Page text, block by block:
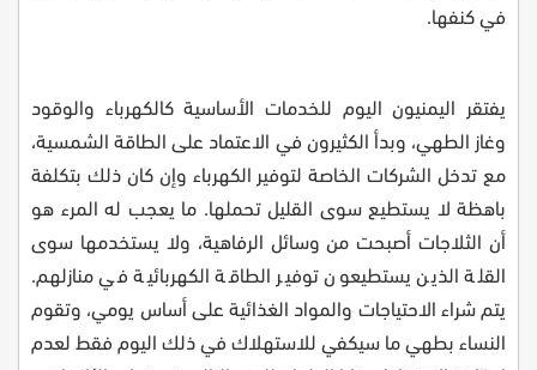
في كنفها.
يفتقر اليمنيون اليوم للخدمات الأساسية كالكهرباء والوقود
وغاز الطهي، وبدأ الكثيرون في الاعتماد على الطاقة الشمسية،
مع تدخل الشركات الخاصة لتوفير الكهرباء وإن كان ذلك بتكلفة
باهظة لا يستطيع سوى القليل تحملها. ما يعجب له المرء هو
أن الثلاجات أصبحت من وسائل الرفاهية، ولا يستخدمها سوى
القلة الذين يستطيعون توفير الطاقة الكهربائية في منازلهم.
يتم شراء الاحتياجات والمواد الغذائية على أساس يومي، وتقوم
النساء بطهي ما سيكفي للاستهلاك في ذلك اليوم فقط لعدم